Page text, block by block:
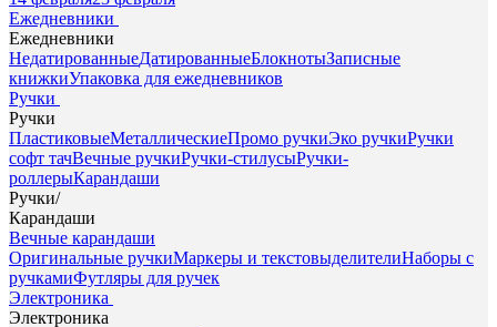
Ежедневники
Ежедневники
НедатированныеДатированныеБлокнотыЗаписные
книжкиУпаковка для ежедневников
Ручки
Ручки
ПластиковыеМеталлическиеПромо ручкиЭко ручкиРучки
софт тачВечные ручкиРучки-стилусыРучки-
роллерыКарандаши
Ручки/
Карандаши
Вечные карандаши
Оригинальные ручкиМаркеры и текстовыделителиНаборы с
ручкамиФутляры для ручек
Электроника
Электроника